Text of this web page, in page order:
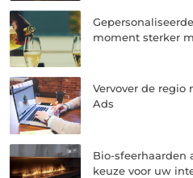
moment sterker
Vervover de regio
Ads
Bio-sfeerhaarden
keuze voor uw